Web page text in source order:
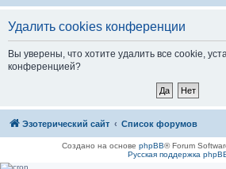
Удалить cookies конференции
Вы уверены, что хотите удалить все cookie,
конференцией?
Эзотерический сайт Список форумов
Создано на основе phpBB® Forum
Русская поддержка